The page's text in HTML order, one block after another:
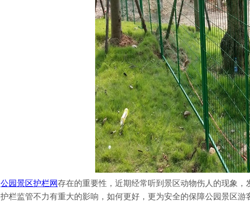
公园景区护栏网存在的重要性，近期经常听到景区动物伤人的现象
护栏监管不力有重大的影响，如何更好，更为安全的保障公园景区游